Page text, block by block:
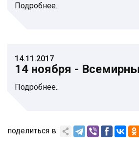
Подробнее..
14.11.2017
14 ноября -
Подробнее..
поделиться в: